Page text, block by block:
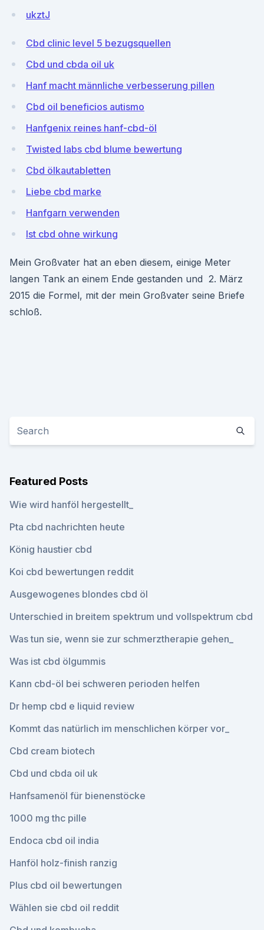
ukztJ
Cbd clinic level 5 bezugsquellen
Cbd und cbda oil uk
Hanf macht männliche verbesserung pillen
Cbd oil beneficios autismo
Hanfgenix reines hanf-cbd-öl
Twisted labs cbd blume bewertung
Cbd ölkautabletten
Liebe cbd marke
Hanfgarn verwenden
Ist cbd ohne wirkung
Mein Großvater hat an eben diesem, einige Meter
langen Tank an einem Ende gestanden und 2. März
2015 die Formel, mit der mein Großvater seine Briefe
schloß.
Featured Posts
Wie wird hanföl hergestellt_
Pta cbd nachrichten heute
König haustier cbd
Koi cbd bewertungen reddit
Ausgewogenes blondes cbd öl
Unterschied in breitem spektrum und vollspektrum cbd
Was tun sie, wenn sie zur schmerztherapie gehen_
Was ist cbd ölgummis
Kann cbd-öl bei schweren perioden helfen
Dr hemp cbd e liquid review
Kommt das natürlich im menschlichen körper vor_
Cbd cream biotech
Cbd und cbda oil uk
Hanfsamenöl für bienenstöcke
1000 mg thc pille
Endoca cbd oil india
Hanföl holz-finish ranzig
Plus cbd oil bewertungen
Wählen sie cbd oil reddit